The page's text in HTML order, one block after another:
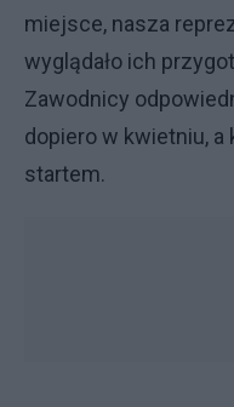
miejsce, nasza
wyglądało ich
Zawodnicy
dopiero w kwietniu,
startem.